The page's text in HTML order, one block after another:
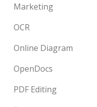
Marketing
OCR
Online Diagram
OpenDocs
PDF Editing